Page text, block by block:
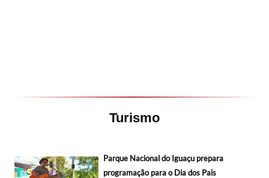
Turismo
Parque Nacional do Iguaçu prepara
programação para o Dia dos Pais